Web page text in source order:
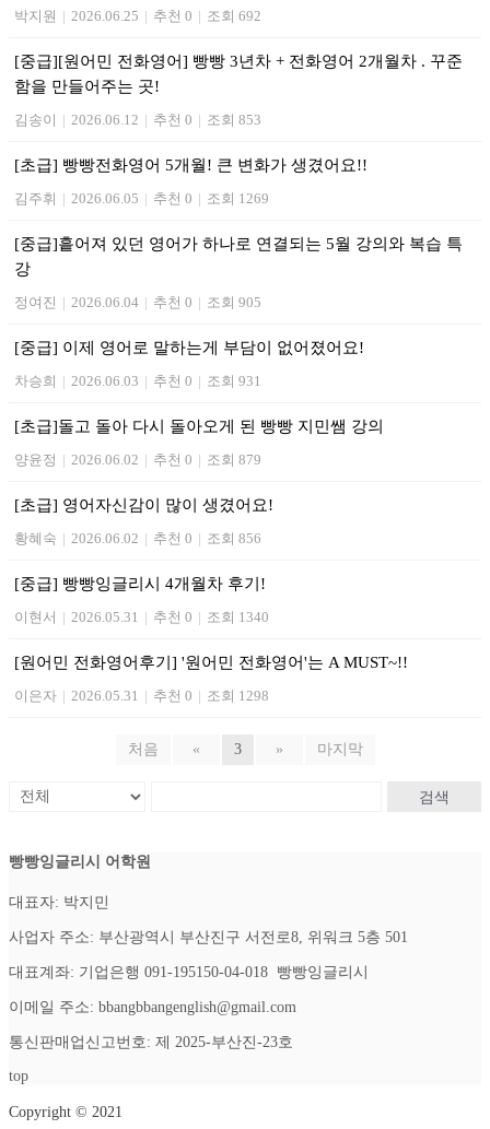
박지원 | 2026.06.25 | 추천 0 | 조회 692
[중급][원어민 전화영어] 빵빵 3년차 + 전화영어 2개월차 . 꾸준
함을 만들어주는 곳!
김송이 | 2026.06.12 | 추천 0 | 조회 853
[초급] 빵빵전화영어 5개월! 큰 변화가 생겼어요!!
김주휘 | 2026.06.05 | 추천 0 | 조회 1269
[중급]흩어져 있던 영어가 하나로 연결되는 5월 강의와 복습 특
강
정여진 | 2026.06.04 | 추천 0 | 조회 905
[중급] 이제 영어로 말하는게 부담이 없어졌어요!
차승희 | 2026.06.03 | 추천 0 | 조회 931
[초급]돌고 돌아 다시 돌아오게 된 빵빵 지민쌤 강의
양윤정 | 2026.06.02 | 추천 0 | 조회 879
[초급] 영어자신감이 많이 생겼어요!
황혜숙 | 2026.06.02 | 추천 0 | 조회 856
[중급] 빵빵잉글리시 4개월차 후기!
이현서 | 2026.05.31 | 추천 0 | 조회 1340
[원어민 전화영어후기] '원어민 전화영어'는 A MUST~!!
이은자 | 2026.05.31 | 추천 0 | 조회 1298
처음 « 3 » 마지막
검색
빵빵잉글리시 어학원
대표자: 박지민
사업자 주소: 부산광역시 부산진구 서전로8, 위워크 5층 501
대표계좌: 기업은행 091-195150-04-018 빵빵잉글리시
이메일 주소: bbangbbangenglish@gmail.com
통신판매업신고번호: 제 2025-부산진-23호
top
Copyright © 2021